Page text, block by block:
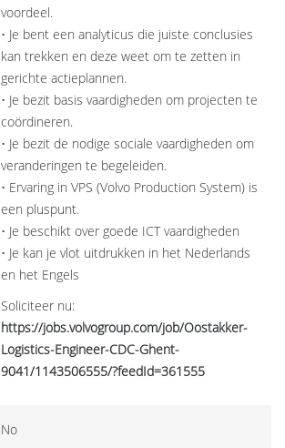
voordeel.
• Je bent een analyticus die juiste conclusies
kan trekken en deze weet om te zetten in
gerichte actieplannen.
• Je bezit basis vaardigheden om projecten te
coördineren.
• Je bezit de nodige sociale vaardigheden om
veranderingen te begeleiden.
• Ervaring in VPS (Volvo Production System) is
een pluspunt.
• Je beschikt over goede ICT vaardigheden
• Je kan je vlot uitdrukken in het Nederlands
en het Engels
Soliciteer nu:
https://jobs.volvogroup.com/job/Oostakker-
Logistics-Engineer-CDC-Ghent-
9041/1143506555/?feedId=361555
No